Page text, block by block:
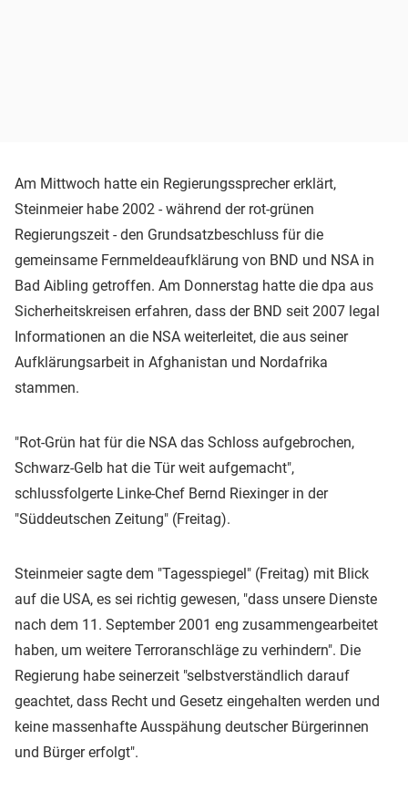
Am Mittwoch hatte ein Regierungssprecher erklärt,
Steinmeier habe 2002 - während der rot-grünen
Regierungszeit - den Grundsatzbeschluss für die
gemeinsame Fernmeldeaufklärung von BND und NSA in
Bad Aibling getroffen. Am Donnerstag hatte die dpa aus
Sicherheitskreisen erfahren, dass der BND seit 2007 legal
Informationen an die NSA weiterleitet, die aus seiner
Aufklärungsarbeit in Afghanistan und Nordafrika
stammen.
"Rot-Grün hat für die NSA das Schloss aufgebrochen,
Schwarz-Gelb hat die Tür weit aufgemacht",
schlussfolgerte Linke-Chef Bernd Riexinger in der
"Süddeutschen Zeitung" (Freitag).
Steinmeier sagte dem "Tagesspiegel" (Freitag) mit Blick
auf die USA, es sei richtig gewesen, "dass unsere Dienste
nach dem 11. September 2001 eng zusammengearbeitet
haben, um weitere Terroranschläge zu verhindern". Die
Regierung habe seinerzeit "selbstverständlich darauf
geachtet, dass Recht und Gesetz eingehalten werden und
keine massenhafte Ausspähung deutscher Bürgerinnen
und Bürger erfolgt".